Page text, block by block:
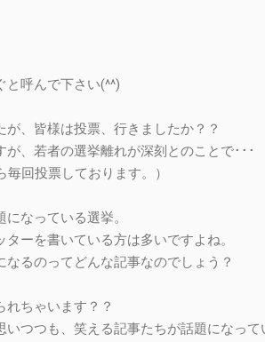
と呼んで下さい(^^)
、皆様は投票、行きましたか？？
、若者の選挙離れが深刻とのことで･･･
毎回投票しております。）
なっている選挙。
ーを書いている方は多いですよね。
るのってどんな記事なのでしょう？
ちゃいます？？
つつも、笑える記事たちが話題になって